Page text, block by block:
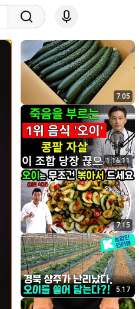
7:05
1:16:11
7:15
5:17